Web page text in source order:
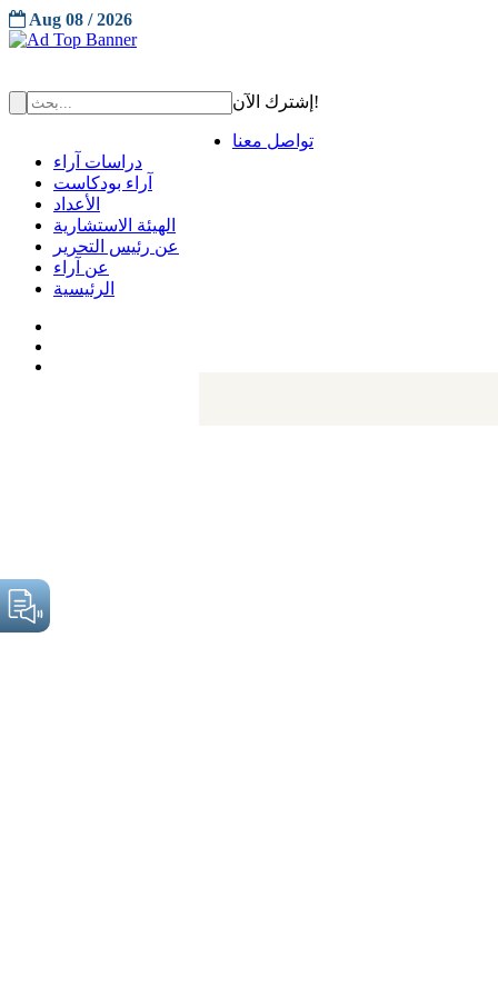
Aug 08 / 2026
إشترك الآن!
تواصل معنا
دراسات آراء
آراء بودكاست
الأعداد
الهيئة الاستشارية
عن رئيس التحرير
عن آراء
الرئيسية